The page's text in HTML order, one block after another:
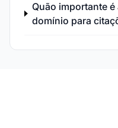
Quão importante
domínio para